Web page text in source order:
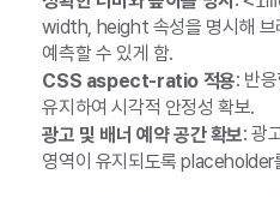
width, height 속성을 명시해 브
예측할 수 있게 함.
CSS aspect-ratio 적용: 반
유지하여 시각적 안정성 확보.
광고 및 배너 예약 공간 확보: 광
영역이 유지되도록 placeholder